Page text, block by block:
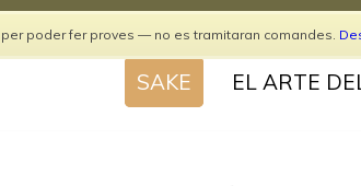
poder fer proves — no es tramitaran comandes.
SAKE EL ARTE